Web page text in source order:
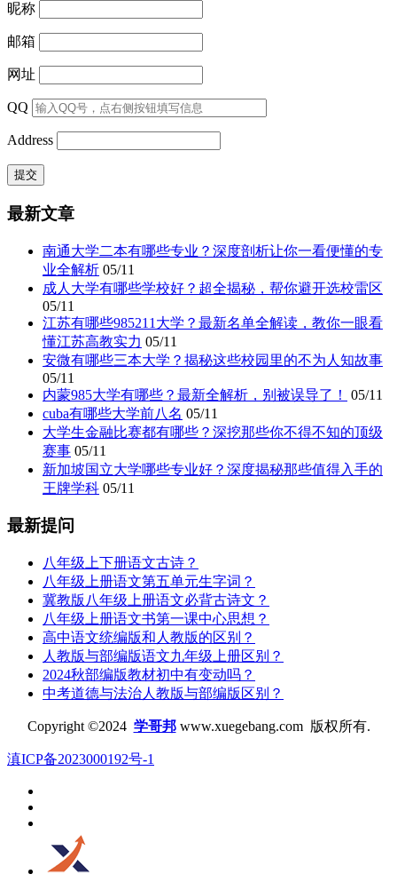
昵称
邮箱
网址
QQ
Address
最新文章
南通大学二本有哪些专业？深度剖析让你一看便懂的专
业全解析 05/11
成人大学有哪些学校好？超全揭秘，帮你避开选校雷区
05/11
江苏有哪些985211大学？最新名单全解读，教你一眼看
懂江苏高教实力 05/11
安微有哪些三本大学？揭秘这些校园里的不为人知故事
05/11
内蒙985大学有哪些？最新全解析，别被误导了！
05/11
cuba有哪些大学前八名 05/11
大学生金融比赛都有哪些？深挖那些你不得不知的顶级
赛事 05/11
新加坡国立大学哪些专业好？深度揭秘那些值得入手的
王牌学科 05/11
最新提问
八年级上下册语文古诗？
八年级上册语文第五单元生字词？
冀教版八年级上册语文必背古诗文？
八年级上册语文书第一课中心思想？
高中语文统编版和人教版的区别？
人教版与部编版语文九年级上册区别？
2024秋部编版教材初中有变动吗？
中考道德与法治人教版与部编版区别？
Copyright ©2024 学哥邦www.xuegebang.com 版权所有.
滇ICP备2023000192号-1